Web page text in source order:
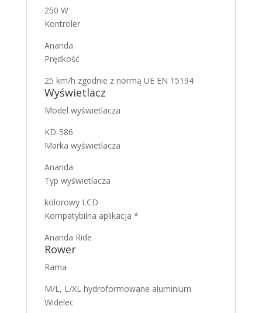
250 W
Kontroler
Ananda
Prędkość
25 km/h zgodnie z normą UE EN 15194
Wyświetlacz
Model wyświetlacza
KD-586
Marka wyświetlacza
Ananda
Typ wyświetlacza
kolorowy LCD
Kompatybilna aplikacja *
Ananda Ride
Rower
Rama
M/L, L/XL hydroformowane aluminium
Widelec